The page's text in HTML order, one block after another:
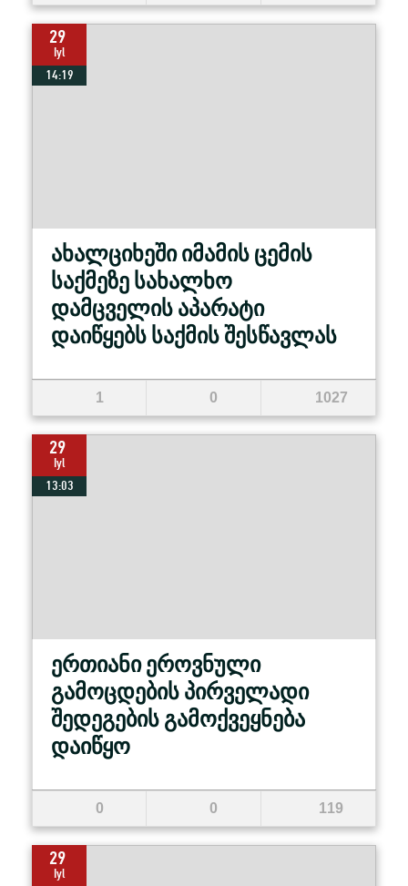
29
Iyl
14:19
ახალციხეში იმამის ცემის
საქმეზე სახალხო
დამცველის აპარატი
დაიწყებს საქმის შესწავლას
1 0 1027
29
Iyl
13:03
ერთიანი ეროვნული
გამოცდების პირველადი
შედეგების გამოქვეყნება
დაიწყო
0 0 119
29
Iyl